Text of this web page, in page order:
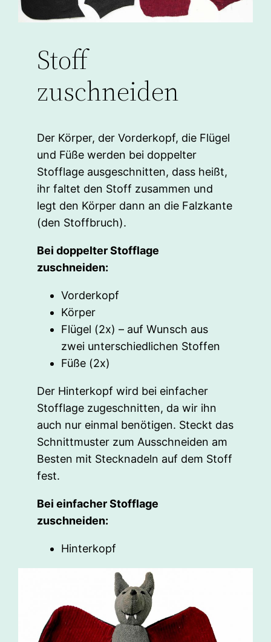
Stoff
zuschneiden
Der Körper, der Vorderkopf, die Flügel
und Füße werden bei doppelter
Stofflage ausgeschnitten, dass heißt,
ihr faltet den Stoff zusammen und
legt den Körper dann an die Falzkante
(den Stoffbruch).
Bei doppelter Stofflage
zuschneiden:
Vorderkopf
Körper
Flügel (2x) – auf Wunsch aus
zwei unterschiedlichen Stoffen
Füße (2x)
Der Hinterkopf wird bei einfacher
Stofflage zugeschnitten, da wir ihn
auch nur einmal benötigen. Steckt das
Schnittmuster zum Ausschneiden am
Besten mit Stecknadeln auf dem Stoff
fest.
Bei einfacher Stofflage
zuschneiden:
Hinterkopf